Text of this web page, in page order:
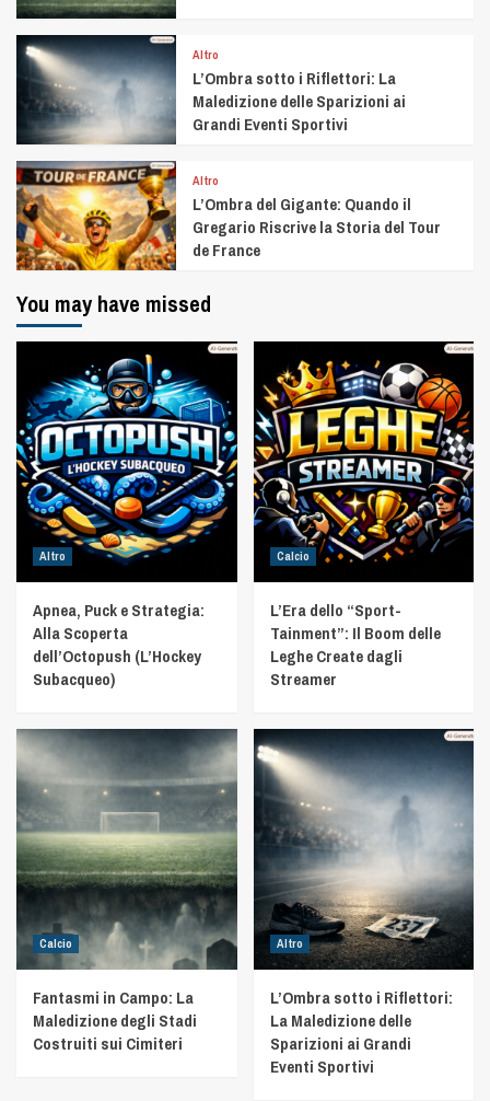
Altro
L’Ombra sotto i Riflettori: La
Maledizione delle Sparizioni ai
Grandi Eventi Sportivi
Altro
L’Ombra del Gigante: Quando il
Gregario Riscrive la Storia del Tour
de France
You may have missed
Altro
Apnea, Puck e Strategia:
Alla Scoperta
dell’Octopush (L’Hockey
Subacqueo)
Calcio
L’Era dello “Sport-
Tainment”: Il Boom delle
Leghe Create dagli
Streamer
Calcio
Fantasmi in Campo: La
Maledizione degli Stadi
Costruiti sui Cimiteri
Altro
L’Ombra sotto i Riflettori:
La Maledizione delle
Sparizioni ai Grandi
Eventi Sportivi